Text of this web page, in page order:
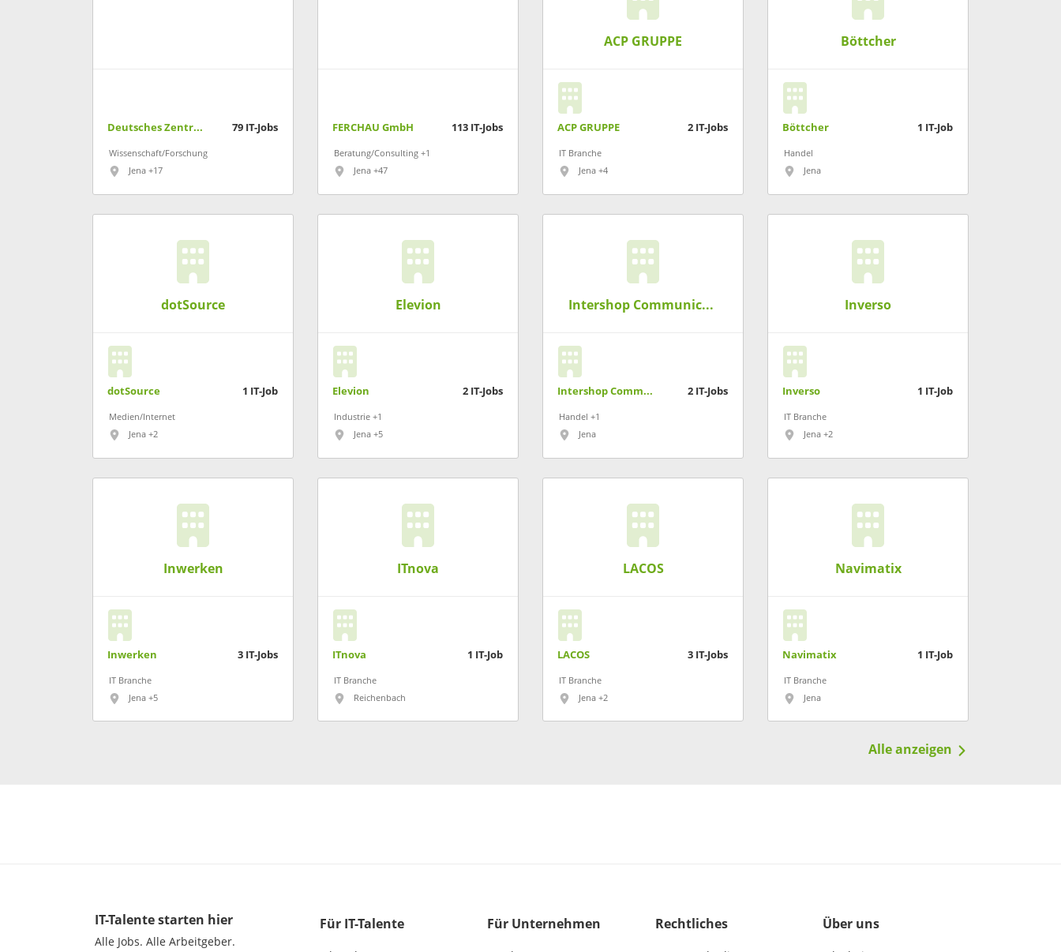
Deutsches Zentrum für Luft- und Raumfahrt 79 IT-Jobs
Wissenschaft/Forschung
Jena +17
FERCHAU GmbH 113 IT-Jobs
Beratung/Consulting +1
Jena +47
ACP GRUPPE
ACP GRUPPE 2 IT-Jobs
IT Branche
Jena +4
Böttcher
Böttcher 1 IT-Job
Handel
Jena
dotSource
dotSource 1 IT-Job
Medien/Internet
Jena +2
Elevion
Elevion 2 IT-Jobs
Industrie +1
Jena +5
Intershop Communications
Intershop Communications 2 IT-Jobs
Handel +1
Jena
Inverso
Inverso 1 IT-Job
IT Branche
Jena +2
Inwerken
Inwerken 3 IT-Jobs
IT Branche
Jena +5
ITnova
ITnova 1 IT-Job
IT Branche
Reichenbach
LACOS
LACOS 3 IT-Jobs
IT Branche
Jena +2
Navimatix
Navimatix 1 IT-Job
IT Branche
Jena
Alle anzeigen
IT-Talente starten hier
Alle Jobs. Alle Arbeitgeber.
Für IT-Talente Für Unternehmen Rechtliches Über uns